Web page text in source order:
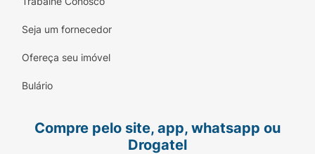
Seja um fornecedor
Ofereça seu imóvel
Bulário
Compre pelo site, app, whatsapp ou
Drogatel